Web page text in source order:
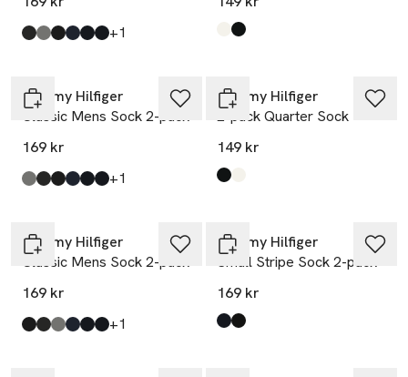
Produkten finns i färgerna:
Melange,
Grey,
Black,
Blue,
Darknavy,
Navy, +1
Produkten finns i färgerna:
White
Black
Tommy Hilfiger
Classic Mens Sock 2-pack
169 kr
Produkten finns i färgerna:
Grey,
Melange,
Black,
Blue,
Darknavy,
Navy, +1
Tommy Hilfiger
2-pack Quarter Sock
149 kr
Produkten finns i färgerna:
Black
White
Tommy Hilfiger
Classic Mens Sock 2-pack
169 kr
Produkten finns i färgerna:
Black,
Melange,
Grey,
Blue,
Darknavy,
Navy, +1
Tommy Hilfiger
Small Stripe Sock 2-pack
169 kr
Produkten finns i färgerna:
Darknavy
Black